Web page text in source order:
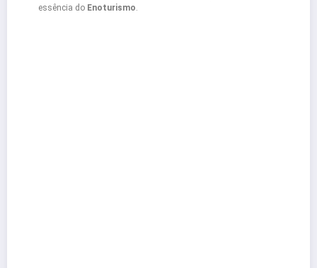
essência do Enoturismo